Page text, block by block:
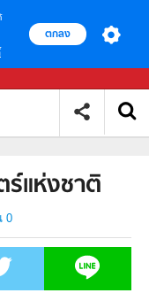
ตกลง
แห่งชาติ
0